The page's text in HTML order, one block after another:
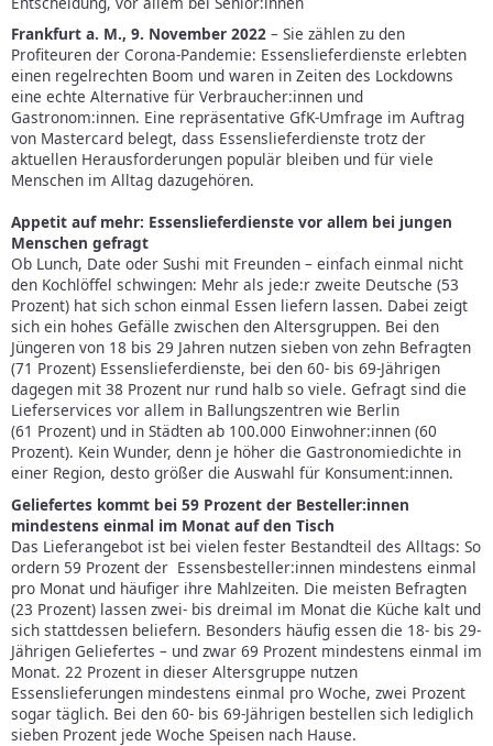
Frankfurt a. M., 9. November 2022 – Sie zählen zu den
Profiteuren der Corona-Pandemie: Essenslieferdienste erlebten
einen regelrechten Boom und waren in Zeiten des Lockdowns
eine echte Alternative für Verbraucher:innen und
Gastronom:innen. Eine repräsentative GfK-Umfrage im Auftrag
von Mastercard belegt, dass Essenslieferdienste trotz der
aktuellen Herausforderungen populär bleiben und für viele
Menschen im Alltag dazugehören.
Appetit auf mehr: Essenslieferdienste vor allem bei jungen
Menschen gefragt
Ob Lunch, Date oder Sushi mit Freunden – einfach einmal nicht
den Kochlöffel schwingen: Mehr als jede:r zweite Deutsche (53
Prozent) hat sich schon einmal Essen liefern lassen. Dabei zeigt
sich ein hohes Gefälle zwischen den Altersgruppen. Bei den
Jüngeren von 18 bis 29 Jahren nutzen sieben von zehn Befragten
(71 Prozent) Essenslieferdienste, bei den 60- bis 69-Jährigen
dagegen mit 38 Prozent nur rund halb so viele. Gefragt sind die
Lieferservices vor allem in Ballungszentren wie Berlin
(61 Prozent) und in Städten ab 100.000 Einwohner:innen (60
Prozent). Kein Wunder, denn je höher die Gastronomiedichte in
einer Region, desto größer die Auswahl für Konsument:innen.
Geliefertes kommt bei 59 Prozent der Besteller:innen
mindestens einmal im Monat auf den Tisch
Das Lieferangebot ist bei vielen fester Bestandteil des Alltags: So
ordern 59 Prozent der Essensbesteller:innen mindestens einmal
pro Monat und häufiger ihre Mahlzeiten. Die meisten Befragten
(23 Prozent) lassen zwei- bis dreimal im Monat die Küche kalt und
sich stattdessen beliefern. Besonders häufig essen die 18- bis 29-
Jährigen Geliefertes – und zwar 69 Prozent mindestens einmal im
Monat. 22 Prozent in dieser Altersgruppe nutzen
Essenslieferungen mindestens einmal pro Woche, zwei Prozent
sogar täglich. Bei den 60- bis 69-Jährigen bestellen sich lediglich
sieben Prozent jede Woche Speisen nach Hause.